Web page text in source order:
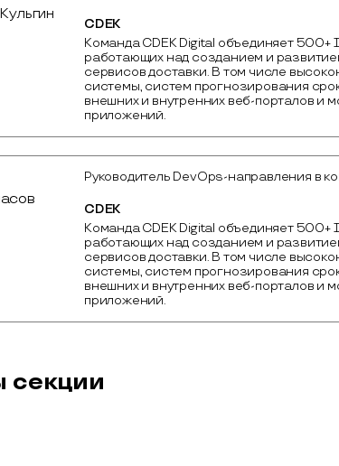
CDEK
Команда CDEK Digital объединяет 500+
работающих над созданием и
сервисов доставки. В том числе
системы, систем прогнозирования
внешних и внутренних веб-порталов и
приложений.
Руководитель DevOps-направления в
CDEK
Команда CDEK Digital объединяет 500+
работающих над созданием и
сервисов доставки. В том числе
системы, систем прогнозирования
внешних и внутренних веб-порталов и
приложений.
секции